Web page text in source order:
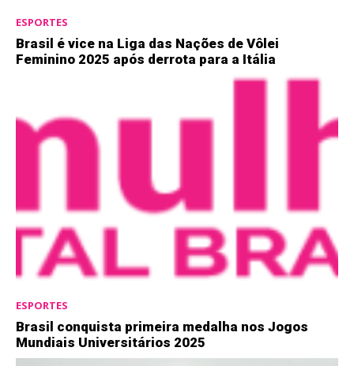
ESPORTES
Brasil é vice na Liga das Nações de Vôlei
Feminino 2025 após derrota para a Itália
ESPORTES
Brasil conquista primeira medalha nos Jogos
Mundiais Universitários 2025